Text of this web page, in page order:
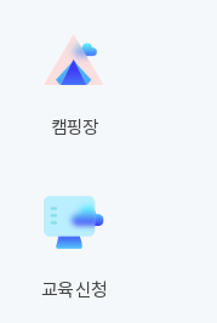
캠핑장
교육 신청